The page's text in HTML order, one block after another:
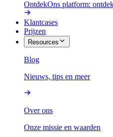
OntdekOns platform:
Klantcases
Prijzen
Resources
Blog
Nieuws, tips en meer
Over ons
Onze missie en waarden